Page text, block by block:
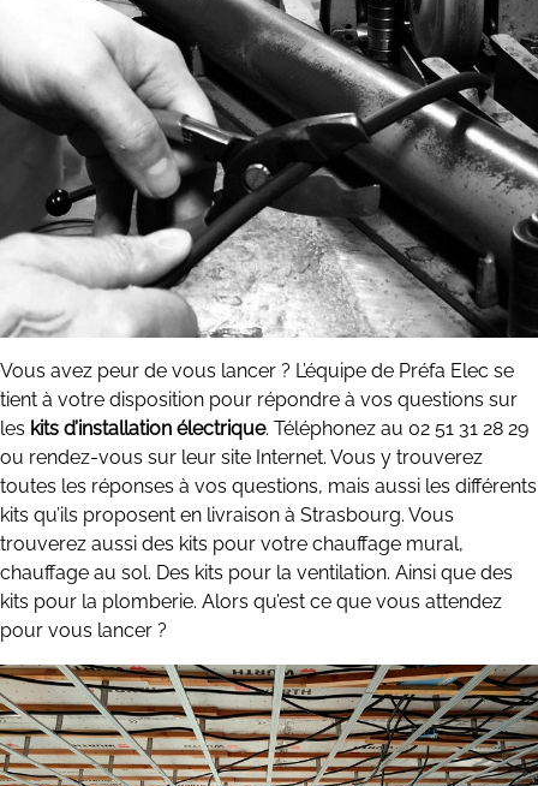
Vous avez peur de vous lancer ? L’équipe de Préfa Elec se
tient à votre disposition pour répondre à vos questions sur
les kits d’installation électrique. Téléphonez au 02 51 31 28 29
ou rendez-vous sur leur site Internet. Vous y trouverez
toutes les réponses à vos questions, mais aussi les différents
kits qu’ils proposent en livraison à Strasbourg. Vous
trouverez aussi des kits pour votre chauffage mural,
chauffage au sol. Des kits pour la ventilation. Ainsi que des
kits pour la plomberie. Alors qu’est ce que vous attendez
pour vous lancer ?